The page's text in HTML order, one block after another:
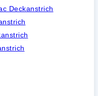
Deckanstrich